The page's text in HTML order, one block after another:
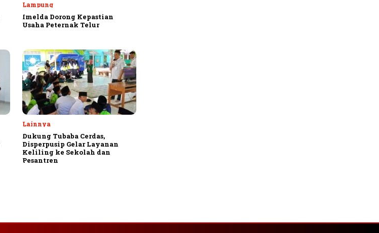
Lampung
Imelda Dorong Kepastian
Usaha Peternak Telur
Lainnya
Dukung Tubaba Cerdas,
Disperpusip Gelar Layanan
Keliling ke Sekolah dan
Pesantren